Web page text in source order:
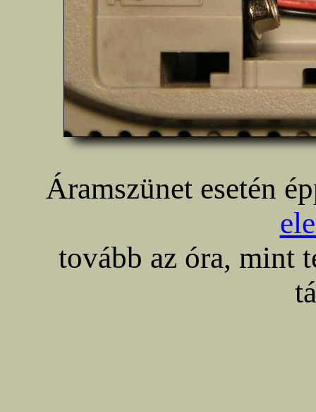
Áramszünet esetén
tovább az óra, mint